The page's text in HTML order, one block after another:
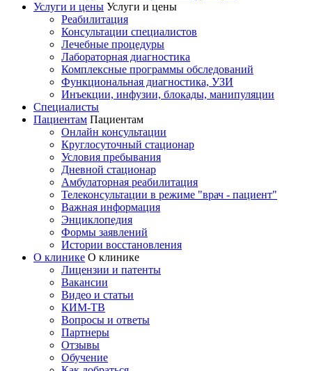
Услуги и цены Услуги и цены
Реабилитация
Консультации специалистов
Лечебные процедуры
Лабораторная диагностика
Комплексные программы обследований
Функциональная диагностика, УЗИ
Инъекции, инфузии, блокады, манипуляции
Специалисты
Пациентам Пациентам
Онлайн консультации
Круглосуточный стационар
Условия пребывания
Дневной стационар
Амбулаторная реабилитация
Телеконсультации в режиме "врач - пациент"
Важная информация
Энциклопедия
Формы заявлений
Истории восстановления
О клинике О клинике
Лицензии и патенты
Вакансии
Видео и статьи
КИМ-ТВ
Вопросы и ответы
Партнеры
Отзывы
Обучение